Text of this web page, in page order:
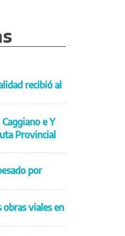
recibió al
e Y
Provincial
por
obras viales en